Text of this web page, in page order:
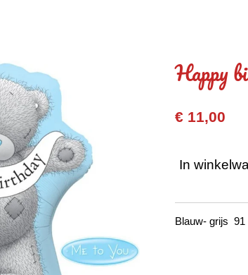
Happy
€ 11,00
In
Blauw- grijs 91